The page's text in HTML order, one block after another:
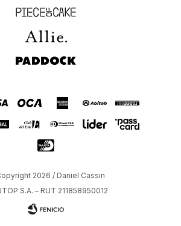
Piece of Cake
Allie
Paddock
2026 / Daniel Cassin
S.A. – RUT 211858950012